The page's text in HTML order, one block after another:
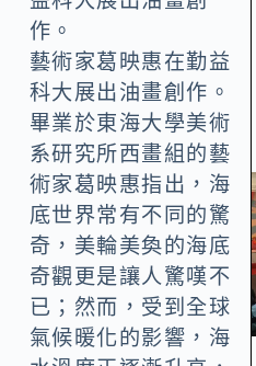
藝術家葛映惠在勤益
科大展出油畫創作。
畢業於東海大學美術
系研究所西畫組的藝
術家葛映惠指出，海
底世界常有不同的驚
奇，美輪美奐的海底
奇觀更是讓人驚嘆不
已；然而，受到全球
氣候暖化的影響，海